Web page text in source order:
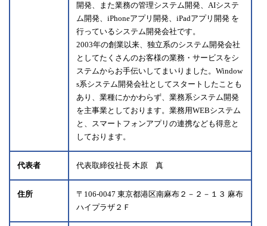
開発、また業務の管理システム開発、AIシステ
ム開発、iPhoneアプリ開発、iPadアプリ開発 を
行っているシステム開発会社です。
2003年の創業以来、独立系のシステム開発会社
としてたくさんのお客様の業務・サービスをシ
ステムからお手伝いしてまいりました。Window
s系システム開発会社としてスタートしたことも
あり、業種にかかわらず、業務系システム開発
を主事業としております。業務用WEBシステム
と、スマートフォンアプリの連携なども得意と
しております。
代表者 代表取締役社長 木原 真
住所
〒106-0047 東京都港区南麻布２－２－１３ 麻布
ハイプラザ２Ｆ